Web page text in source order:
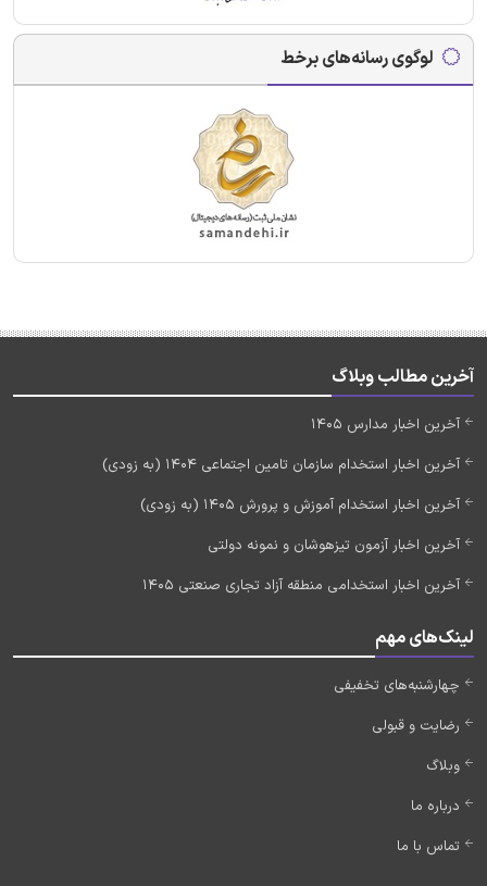
لوگوی رسانه‌های برخط
آخرین مطالب وبلاگ
آخرین اخبار مدارس 1405
آخرین اخبار استخدام سازمان تامین اجتماعی 1404 (به زودی)
آخرین اخبار استخدام آموزش و پرورش 1405 (به زودی)
آخرین اخبار آزمون تیزهوشان و نمونه دولتی
آخرین اخبار استخدامی منطقه آزاد تجاری صنعتی 1405
لینک‌های مهم
چهارشنبه‌های تخفیفی
رضایت و قبولی
وبلاگ
درباره ما
تماس با ما